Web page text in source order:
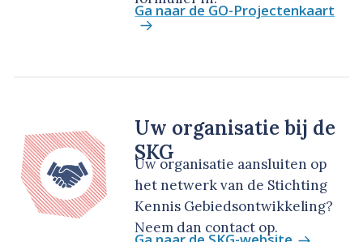
Ga naar de GO-Projectenkaart
Uw organisatie bij de
SKG
Uw organisatie aansluiten op
het netwerk van de Stichting
Kennis Gebiedsontwikkeling?
Neem dan contact op.